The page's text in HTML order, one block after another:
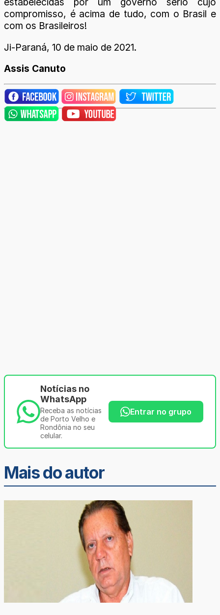
compromisso, é acima de tudo, com o Brasil e
com os Brasileiros!
Ji-Paraná, 10 de maio de 2021.
Assis Canuto
Notícias no
WhatsApp
Receba as notícias
de Porto Velho e
Rondônia no seu
celular.
Entrar no grupo
Mais do autor